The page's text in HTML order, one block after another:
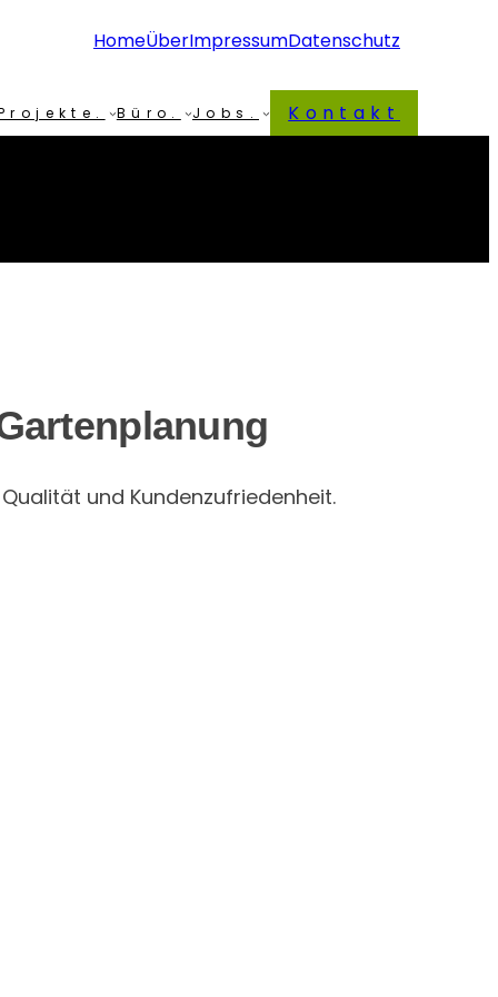
HomeÜberImpressumDatenschutz
Büro. Jobs. Kontakt
und Kundenzufriedenheit.